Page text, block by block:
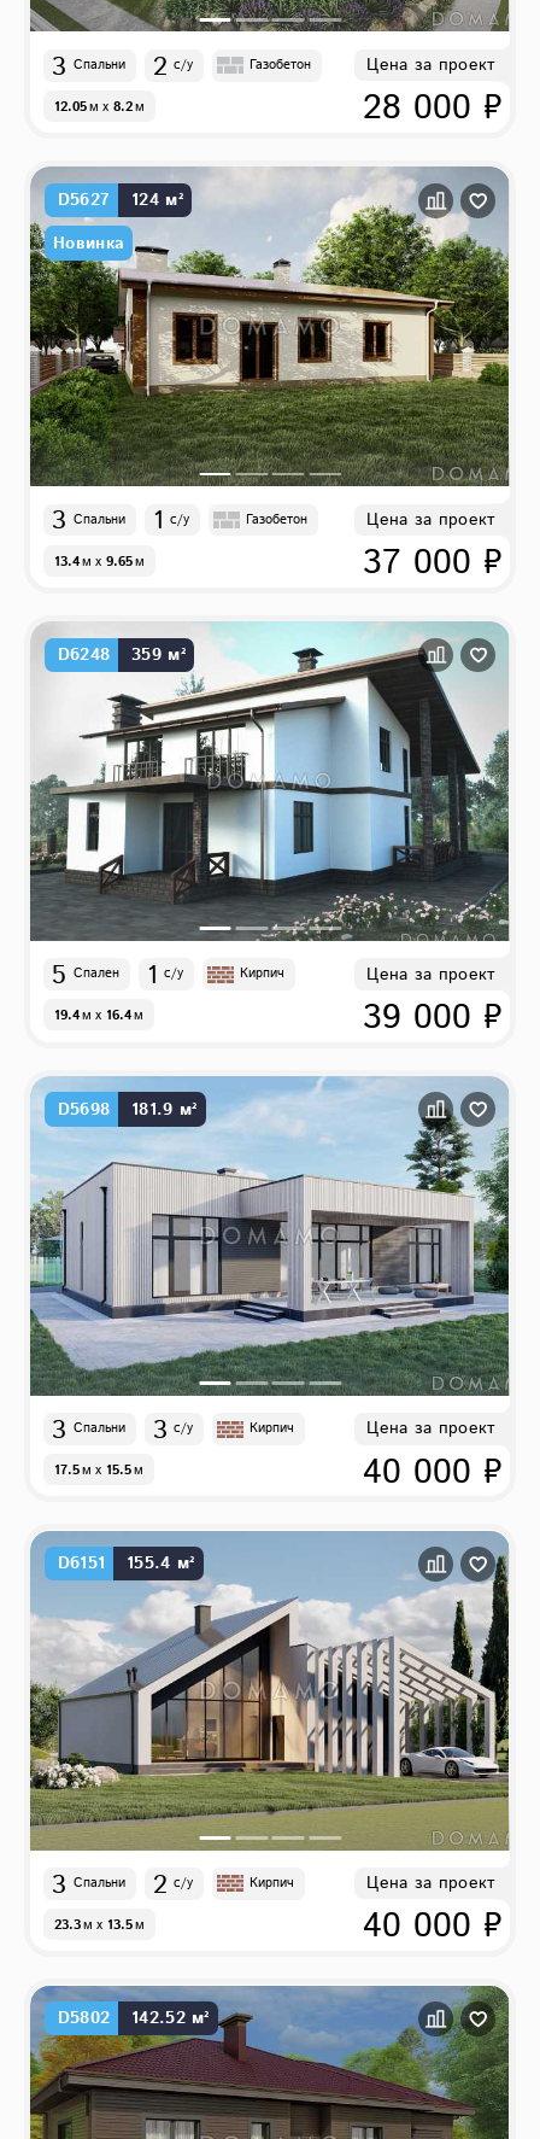
3 Спальни 2 с/у Газобетон
12.05м x 8.2м
Цена за проект
28 000 ₽
D5627
124 м²
Новинка
3 Спальни 1 с/у Газобетон
13.4м x 9.65м
Цена за проект
37 000 ₽
D6248 359 м²
5 Спален 1 с/у Кирпич
19.4м x 16.4м
Цена за проект
39 000 ₽
D5698 181.9 м²
3 Спальни 3 с/у Кирпич
17.5м x 15.5м
Цена за проект
40 000 ₽
D6151 155.4 м²
3 Спальни 2 с/у Кирпич
23.3м x 13.5м
Цена за проект
40 000 ₽
D5802 142.52 м²